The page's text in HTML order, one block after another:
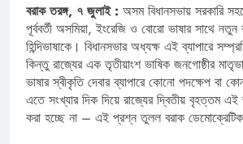
বরাক তরঙ্গ, ৭ জুলাই : অসম বিধানসভায় সরকারি
পূর্ববর্তী অসমিয়া, ইংরেজি ও বোরো ভাষার সাথে
হিন্দিভাষাকে। বিধানসভার অধ্যক্ষ এই ব্যাপারে
কিন্তু রাজ্যের এক তৃতীয়াংশ ভাষিক জনগোষ্ঠীর
ভাষার স্বীকৃতি দেবার ব্যাপারে কোনো পদক্ষেপ বা
এতে সংখ্যার দিক দিয়ে রাজ্যের দ্বিতীয় বৃহত্তম
করা হচ্ছে না – এই প্রশ্ন তুলল বরাক ডেমোক্রেটিক